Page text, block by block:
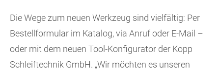
Die Wege zum neuen Werkzeug sind vielfältig: Per
Bestellformular im Katalog, via Anruf oder E-Mail –
oder mit dem neuen Tool-Konfigurator der Kopp
Schleiftechnik GmbH. „Wir möchten es unseren